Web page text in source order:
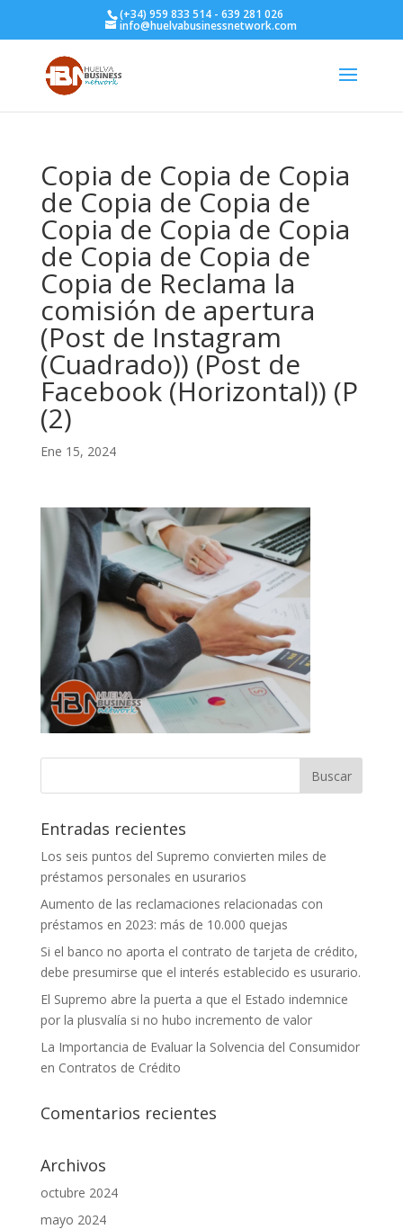
(+34) 959 833 514 - 639 281 026
info@huelvabusinessnetwork.com
Copia de Copia de Copia
de Copia de Copia de
Copia de Copia de Copia
de Copia de Copia de
Copia de Reclama la
comisión de apertura
(Post de Instagram
(Cuadrado)) (Post de
Facebook (Horizontal)) (P
(2)
Ene 15, 2024
Entradas recientes
Los seis puntos del Supremo convierten miles de
préstamos personales en usurarios
Aumento de las reclamaciones relacionadas con
préstamos en 2023: más de 10.000 quejas
Si el banco no aporta el contrato de tarjeta de crédito,
debe presumirse que el interés establecido es usurario.
El Supremo abre la puerta a que el Estado indemnice
por la plusvalía si no hubo incremento de valor
La Importancia de Evaluar la Solvencia del Consumidor
en Contratos de Crédito
Comentarios recientes
Archivos
octubre 2024
mayo 2024